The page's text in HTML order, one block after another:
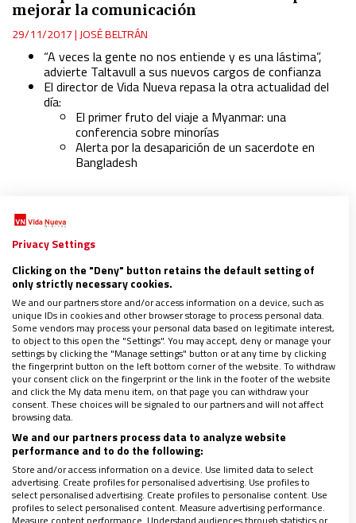
mejorar la comunicación
29/11/2017| JOSÉ BELTRÁN
“A veces la gente no nos entiende y es una lástima”,
advierte Taltavull a sus nuevos cargos de confianza
El director de Vida Nueva repasa la otra actualidad del
día:
El primer fruto del viaje a Myanmar: una
conferencia sobre minorías
Alerta por la desaparición de un sacerdote en
Bangladesh
ASIA
Bangladesh espera a Francisco: sin enorme
expectación pero con mucho respeto
29/11/2017|ANTONIO PELAYO (ENV. ESPECIAL A BANGLADESH)
Privacy Settings
Clicking on the "Deny" button retains the default setting of
only strictly necessary cookies.
We and our partners store and/or access information on a device, such as
unique IDs in cookies and other browser storage to process personal data.
Some vendors may process your personal data based on legitimate interest,
to object to this open the "Settings". You may accept, deny or manage your
settings by clicking the "Manage settings" button or at any time by clicking
the fingerprint button on the left bottom corner of the website. To withdraw
your consent click on the fingerprint or the link in the footer of the website
and click the My data menu item, on that page you can withdraw your
consent. These choices will be signaled to our partners and will not affect
browsing data.
We and our partners process data to analyze website
performance and to do the following:
Store and/or access information on a device. Use limited data to select
advertising. Create profiles for personalised advertising. Use profiles to
select personalised advertising. Create profiles to personalise content. Use
profiles to select personalised content. Measure advertising performance.
Measure content performance. Understand audiences through statistics or